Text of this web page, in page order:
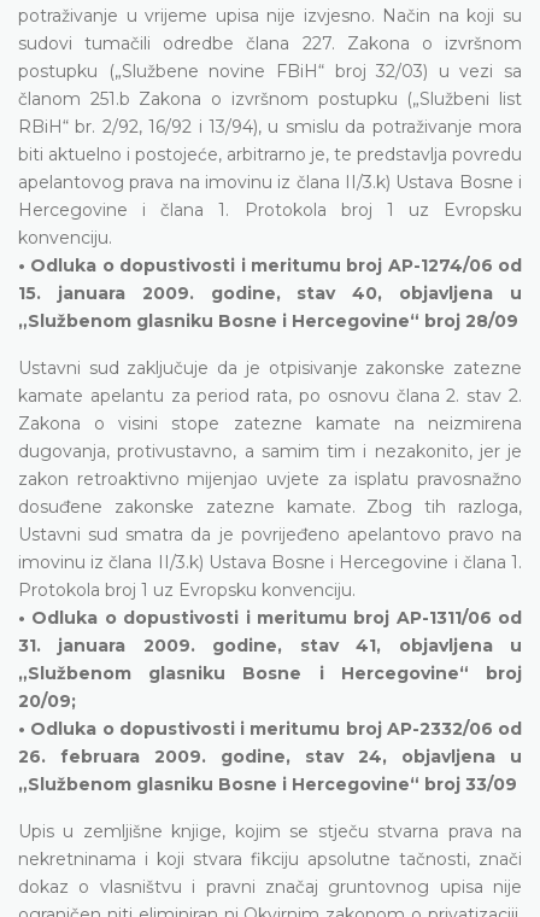
potraživanje u vrijeme upisa nije izvjesno. Način na koji su
sudovi tumačili odredbe člana 227. Zakona o izvršnom
postupku („Službene novine FBiH“ broj 32/03) u vezi sa
članom 251.b Zakona o izvršnom postupku („Službeni list
RBiH“ br. 2/92, 16/92 i 13/94), u smislu da potraživanje mora
biti aktuelno i postojeće, arbitrarno je, te predstavlja povredu
apelantovog prava na imovinu iz člana II/3.k) Ustava Bosne i
Hercegovine i člana 1. Protokola broj 1 uz Evropsku
konvenciju.
• Odluka o dopustivosti i meritumu broj AP-1274/06 od
15. januara 2009. godine, stav 40, objavljena u
„Službenom glasniku Bosne i Hercegovine“ broj 28/09
Ustavni sud zaključuje da je otpisivanje zakonske zatezne
kamate apelantu za period rata, po osnovu člana 2. stav 2.
Zakona o visini stope zatezne kamate na neizmirena
dugovanja, protivustavno, a samim tim i nezakonito, jer je
zakon retroaktivno mijenjao uvjete za isplatu pravosnažno
dosuđene zakonske zatezne kamate. Zbog tih razloga,
Ustavni sud smatra da je povrijeđeno apelantovo pravo na
imovinu iz člana II/3.k) Ustava Bosne i Hercegovine i člana 1.
Protokola broj 1 uz Evropsku konvenciju.
• Odluka o dopustivosti i meritumu broj AP-1311/06 od
31. januara 2009. godine, stav 41, objavljena u
„Službenom glasniku Bosne i Hercegovine“ broj
20/09;
• Odluka o dopustivosti i meritumu broj AP-2332/06 od
26. februara 2009. godine, stav 24, objavljena u
„Službenom glasniku Bosne i Hercegovine“ broj 33/09
Upis u zemljišne knjige, kojim se stječu stvarna prava na
nekretninama i koji stvara fikciju apsolutne tačnosti, znači
dokaz o vlasništvu i pravni značaj gruntovnog upisa nije